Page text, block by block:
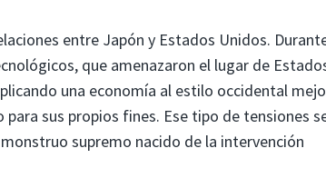
entre Japón y Estados Unidos.
que amenazaron el lugar de
una economía al estilo occidental
sus propios fines. Ese tipo de tensiones
supremo nacido de la intervención